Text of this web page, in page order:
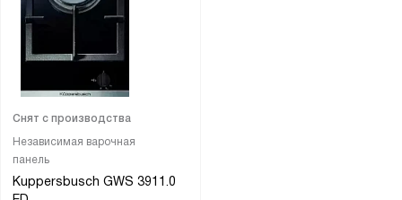
Независимая варочная
панель
Kuppersbusch GWS 3911.0
Снят с производства